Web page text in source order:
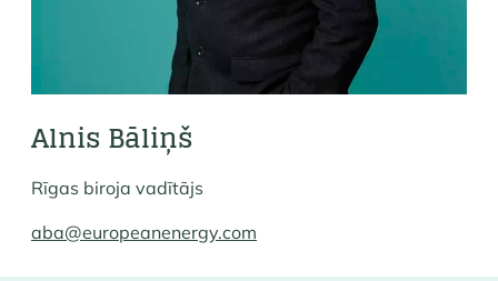
Alnis Bāliņš
Rīgas biroja vadītājs
aba@europeanenergy.com